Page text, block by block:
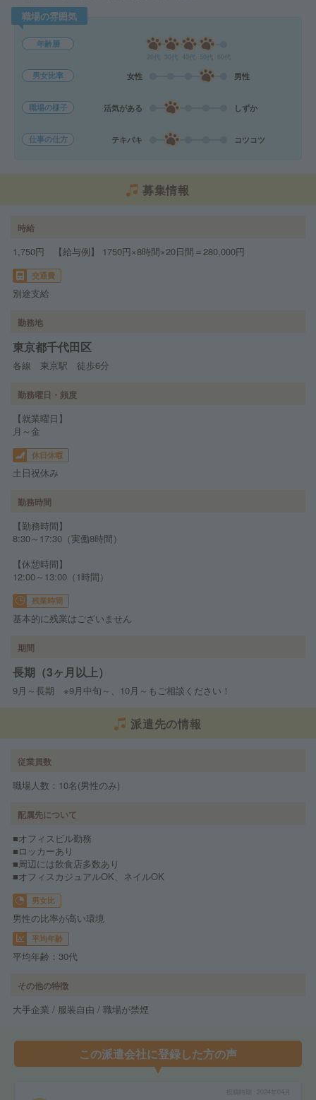
職場の雰囲気
年齢層
男女比率 女性 男性
職場の様子 活気がある しずか
仕事の仕方 テキパキ コツコツ
募集情報
時給
1,750円 【給与例】 1750円×8時間×20日間＝280,000円
交通費
別途支給
勤務地
東京都千代田区
各線 東京駅 徒歩6分
勤務曜日・頻度
【就業曜日】
月～金
休日休暇
土日祝休み
勤務時間
【勤務時間】
8:30～17:30（実働8時間）
【休憩時間】
12:00～13:00（1時間）
残業時間
基本的に残業はございません
期間
長期（3ヶ月以上）
9月～長期 ※9月中旬～、10月～もご相談ください！
派遣先の情報
従業員数
職場人数：10名(男性のみ)
配属先について
■オフィスビル勤務
■ロッカーあり
■周辺には飲食店多数あり
■オフィスカジュアルOK、ネイルOK
男女比
男性の比率が高い環境
平均年齢
平均年齢：30代
その他の特徴
大手企業 / 服装自由 / 職場が禁煙
この派遣会社に登録した方の声
2024年04月